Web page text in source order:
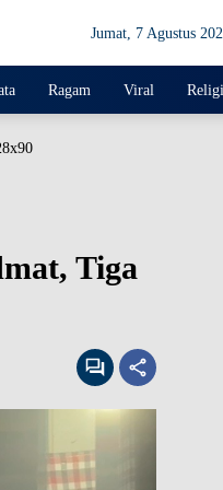
Jumat, 7 Agustus
Ragam Viral Religi
Tiga